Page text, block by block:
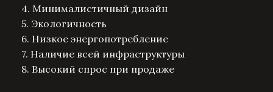
4. Минималистичный дизайн
5. Экологичность
6. Низкое энергопотребление
7. Наличие всей инфраструктуры
8. Высокий спрос при продаже